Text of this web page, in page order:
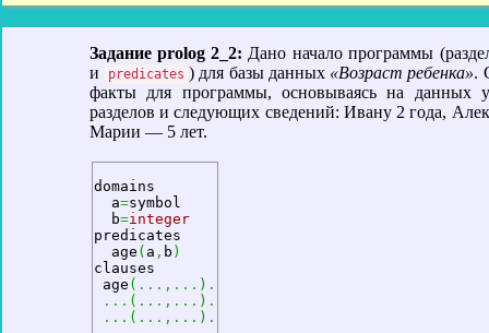
Задание prolog 2_2: Дано начало программы
и
predicates ) для базы данных «Возраст ребенка».
факты для программы, основываясь на данных
разделов и следующих сведений: Ивану 2 года,
Марии — 5 лет.
domains
  a
=symbol
  b
=integer
predicates
  age
( a , b )
clauses
age ( ...,... ) .
... ( ...,... ) .
... ( ...,... ) .